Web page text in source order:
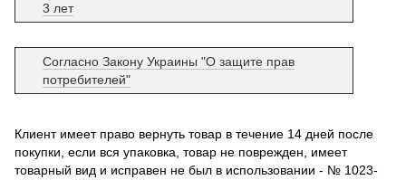
3 лет
Согласно Закону Украины "О защите прав
потребителей"
Клиент имеет право вернуть товар в течение 14 дней после
покупки, если вся упаковка, товар не поврежден, имеет
товарный вид и исправен не был в использовании - № 1023-